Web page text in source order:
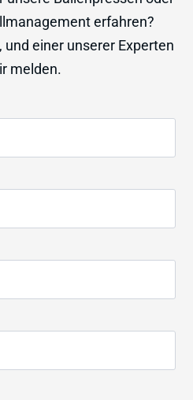
erfahren?
und einer unserer Experten
melden.